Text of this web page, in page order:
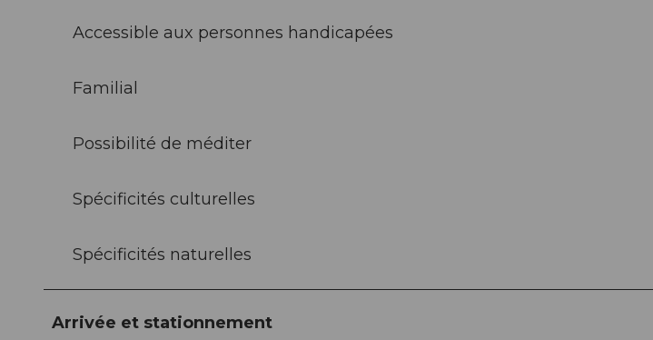
Accessible aux personnes handicapées
Familial
Possibilité de méditer
Spécificités culturelles
Spécificités naturelles
Arrivée et stationnement